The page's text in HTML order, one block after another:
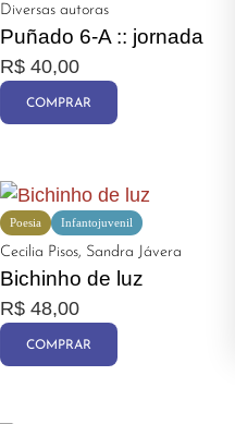
Diversas autoras
Puñado 6-A :: jornada
R$ 40,00
COMPRAR
Infantojuvenil
Poesia
Cecilia Pisos, Sandra Jávera
Bichinho de luz
R$ 48,00
COMPRAR